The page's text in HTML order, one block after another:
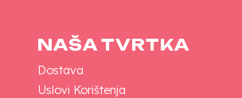
NAŠA TVRTKA
Dostava
Uslovi Korištenja